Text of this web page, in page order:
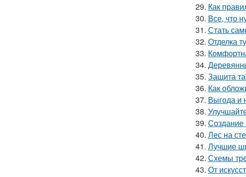
29. Как
30. Все, что
31. Стать
32. Отделка
33.
34.
35. Защита
36. Как
37. Выгода и
38.
39. Создание
40. Лес на
41. Лучшие
42. Схемы
43. От